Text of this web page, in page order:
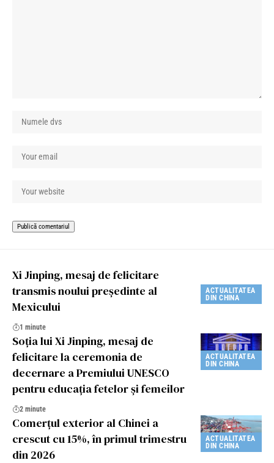
ACTUALITATEA
DIN CHINA
Xi Jinping, mesaj de felicitare
transmis noului președinte al
Mexicului
1 minute
ACTUALITATEA
DIN CHINA
Soția lui Xi Jinping, mesaj de
felicitare la ceremonia de
decernare a Premiului UNESCO
pentru educația fetelor și femeilor
2 minute
ACTUALITATEA
DIN CHINA
Comerțul exterior al Chinei a
crescut cu 15%, în primul trimestru
din 2026